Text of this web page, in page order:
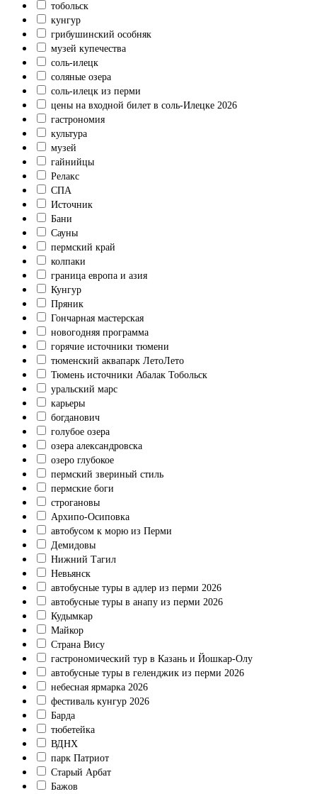
тобольск
кунгур
грибушинский особняк
музей купечества
соль-илецк
соляные озера
соль-илецк из перми
цены на входной билет в соль-Илецке 2026
гастрономия
культура
музей
гайнийцы
Релакс
СПА
Источник
Бани
Сауны
пермский край
колпаки
граница европа и азия
Кунгур
Пряник
Гончарная мастерская
новогодняя программа
горячие источники тюмени
тюменский аквапарк ЛетоЛето
Тюмень источники Абалак Тобольск
уральский марс
карьеры
богданович
голубое озера
озера александровска
озеро глубокое
пермский звериный стиль
пермские боги
строгановы
Архипо-Осиповка
автобусом к морю из Перми
Демидовы
Нижний Тагил
Невьянск
автобусные туры в адлер из перми 2026
автобусные туры в анапу из перми 2026
Кудымкар
Майкор
Страна Вису
гастрономический тур в Казань и Йошкар-Олу
автобусные туры в геленджик из перми 2026
небесная ярмарка 2026
фестиваль кунгур 2026
Барда
тюбетейка
ВДНХ
парк Патриот
Старый Арбат
Бажов